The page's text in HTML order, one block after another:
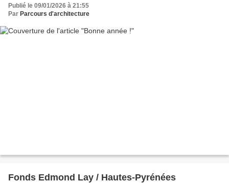
Publié le 09/01/2026 à 21:55
Par Parcours d'architecture
Fonds Edmond Lay / Hautes-Pyrénées